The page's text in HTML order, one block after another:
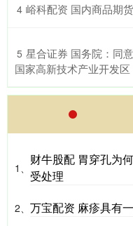
4 峪科配资 国内商品期
5 星合证券 国务院：同
国家高新技术产业开发区
1、
财牛股配 胃穿孔为
受处理
2、 万宝配资 麻疹具有